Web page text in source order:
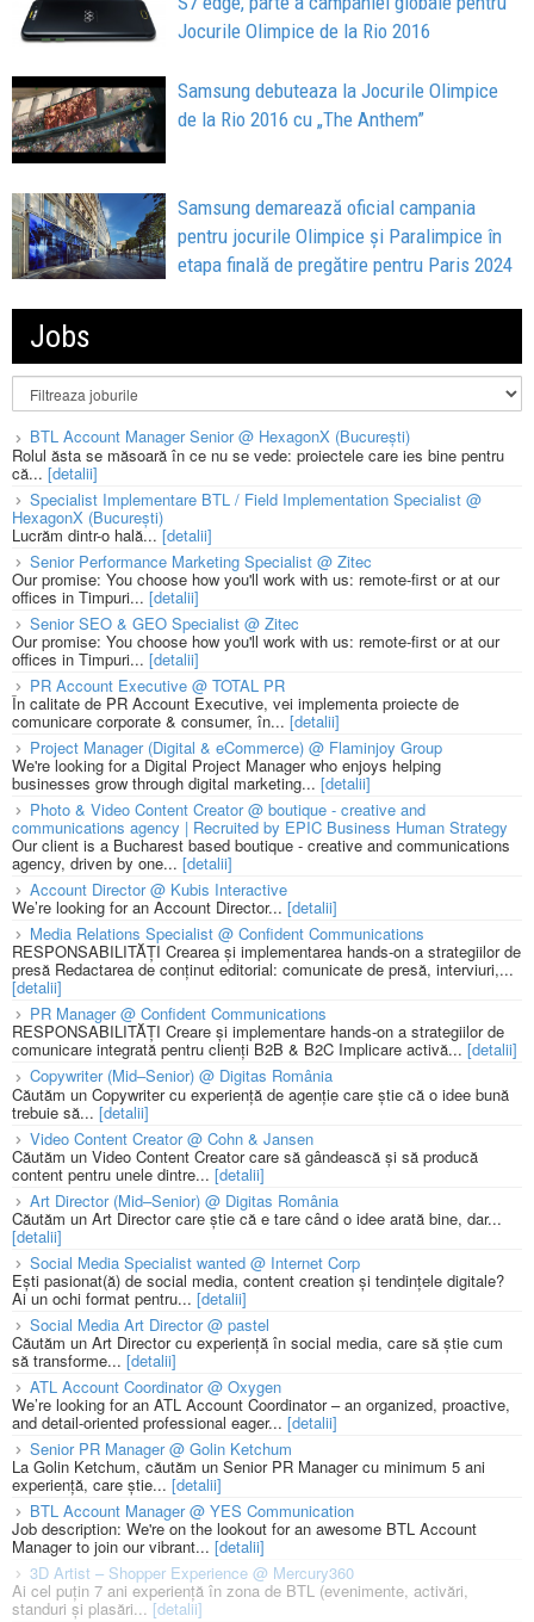
Jocurile Olimpice de la Rio 2016
Samsung debuteaza la Jocurile Olimpice
de la Rio 2016 cu „The Anthem”
Samsung demarează oficial campania
pentru jocurile Olimpice și Paralimpice în
etapa finală de pregătire pentru Paris 2024
Jobs
BTL Account Manager Senior @ HexagonX (București)
Rolul ăsta se măsoară în ce nu se vede: proiectele care ies bine pentru
că... [detalii]
Specialist Implementare BTL / Field Implementation Specialist @
HexagonX (București)
Lucrăm dintr-o hală...[detalii]
Senior Performance Marketing Specialist @ Zitec
Our promise: You choose how you'll work with us: remote-first or at our
offices in Timpuri... [detalii]
Senior SEO & GEO Specialist @ Zitec
Our promise: You choose how you'll work with us: remote-first or at our
offices in Timpuri... [detalii]
PR Account Executive @ TOTAL PR
În calitate de PR Account Executive, vei implementa proiecte de
comunicare corporate & consumer, în... [detalii]
Project Manager (Digital & eCommerce) @ Flaminjoy Group
We're looking for a Digital Project Manager who enjoys helping
businesses grow through digital marketing... [detalii]
Photo & Video Content Creator @ boutique - creative and
communications agency | Recruited by EPIC Business Human Strategy
Our client is a Bucharest based boutique - creative and communications
agency, driven by one... [detalii]
Account Director @ Kubis Interactive
We’re looking for an Account Director... [detalii]
Media Relations Specialist @ Confident Communications
RESPONSABILITĂȚI Crearea și implementarea hands-on a strategiilor de
presă Redactarea de conținut editorial: comunicate de presă, interviuri,...
[detalii]
PR Manager @ Confident Communications
RESPONSABILITĂȚI Creare și implementare hands-on a strategiilor de
comunicare integrată pentru clienți B2B & B2C Implicare activă... [detalii]
Copywriter (Mid–Senior) @ Digitas România
Căutăm un Copywriter cu experiență de agenție care știe că o idee bună
trebuie să... [detalii]
Video Content Creator @ Cohn & Jansen
Căutăm un Video Content Creator care să gândească și să producă
content pentru unele dintre... [detalii]
Art Director (Mid–Senior) @ Digitas România
Căutăm un Art Director care știe că e tare când o idee arată bine, dar...
[detalii]
Social Media Specialist wanted @ Internet Corp
Ești pasionat(ă) de social media, content creation și tendințele digitale?
Ai un ochi format pentru... [detalii]
Social Media Art Director @ pastel
Căutăm un Art Director cu experiență în social media, care să știe cum
să transforme... [detalii]
ATL Account Coordinator @ Oxygen
We’re looking for an ATL Account Coordinator – an organized, proactive,
and detail-oriented professional eager... [detalii]
Senior PR Manager @ Golin Ketchum
La Golin Ketchum, căutăm un Senior PR Manager cu minimum 5 ani
experiență, care știe... [detalii]
BTL Account Manager @ YES Communication
Job description: We're on the lookout for an awesome BTL Account
Manager to join our vibrant... [detalii]
3D Artist – Shopper Experience @ Mercury360
Ai cel puțin 7 ani experiență în zona de BTL (evenimente, activări,
standuri și plasări... [detalii]